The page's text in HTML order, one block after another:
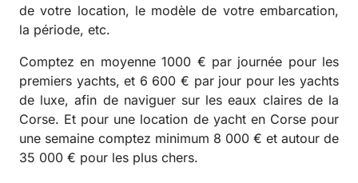
de votre location, le modèle de votre embarcation,
la période, etc.
Comptez en moyenne 1000 € par journée pour les
premiers yachts, et 6 600 € par jour pour les yachts
de luxe, afin de naviguer sur les eaux claires de la
Corse. Et pour une location de yacht en Corse pour
une semaine comptez minimum 8 000 € et autour de
35 000 € pour les plus chers.